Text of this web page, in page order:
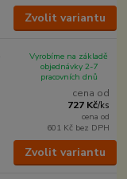
Zvolit variantu
cena od
727 Kč/ks
cena od
601 Kč bez DPH
Vyrobíme na základě
objednávky 2-7
pracovních dnů
Zvolit variantu